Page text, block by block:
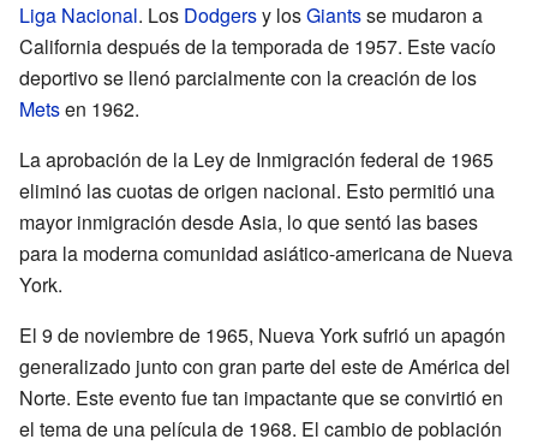
Liga Nacional. Los Dodgersy losGiantsse mudaron a
California después de la temporada de 1957. Este vacío
deportivo se llenó parcialmente con la creación de los
Metsen 1962.
La aprobación de la Ley de Inmigración federal de 1965
eliminó las cuotas de origen nacional. Esto permitió una
mayor inmigración desde Asia, lo que sentó las bases
para la moderna comunidad asiático-americana de Nueva
York.
El 9 de noviembre de 1965, Nueva York sufrió un apagón
generalizado junto con gran parte del este de América del
Norte. Este evento fue tan impactante que se convirtió en
el tema de una película de 1968. El cambio de población